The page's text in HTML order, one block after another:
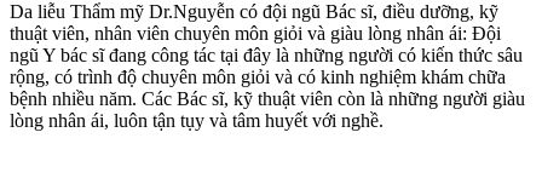
Da liễu Thẩm mỹ Dr.Nguyễn có đội ngũ Bác sĩ, điều dưỡng, kỹ
thuật viên, nhân viên chuyên môn giỏi và giàu lòng nhân ái: Đội
ngũ Y bác sĩ đang công tác tại đây là những người có kiến thức sâu
rộng, có trình độ chuyên môn giỏi và có kinh nghiệm khám chữa
bệnh nhiều năm. Các Bác sĩ, kỹ thuật viên còn là những người giàu
lòng nhân ái, luôn tận tụy và tâm huyết với nghề.